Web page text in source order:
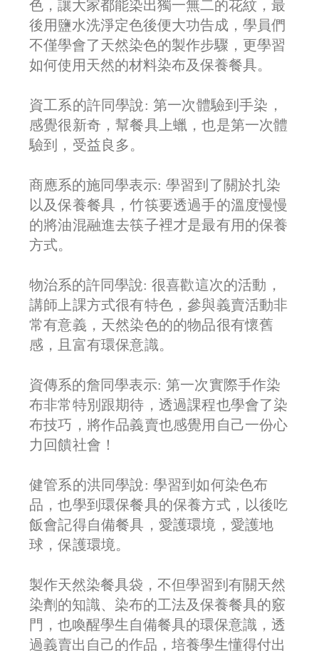
色，讓大家都能染出獨一無二的花紋，最
後用鹽水洗淨定色後便大功告成，學員們
不僅學會了天然染色的製作步驟，更學習
如何使用天然的材料染布及保養餐具。
資工系的許同學說: 第一次體驗到手染，
感覺很新奇，幫餐具上蠟，也是第一次體
驗到，受益良多。
商應系的施同學表示: 學習到了關於扎染
以及保養餐具，竹筷要透過手的溫度慢慢
的將油混融進去筷子裡才是最有用的保養
方式。
物治系的許同學說: 很喜歡這次的活動，
講師上課方式很有特色，參與義賣活動非
常有意義，天然染色的的物品很有懷舊
感，且富有環保意識。
資傳系的詹同學表示: 第一次實際手作染
布非常特別跟期待，透過課程也學會了染
布技巧，將作品義賣也感覺用自己一份心
力回饋社會！
健管系的洪同學說: 學習到如何染色布
品，也學到環保餐具的保養方式，以後吃
飯會記得自備餐具，愛護環境，愛護地
球，保護環境。
製作天然染餐具袋，不但學習到有關天然
染劑的知識、染布的工法及保養餐具的竅
門，也喚醒學生自備餐具的環保意識，透
過義賣出自己的作品，培養學生懂得付出